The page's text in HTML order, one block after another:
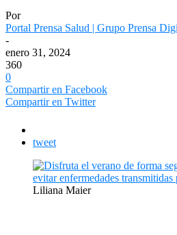
Por
Portal Prensa Salud | Grupo Prensa
-
enero 31, 2024
360
0
Compartir en Facebook
Compartir en Twitter
tweet
Liliana Maier